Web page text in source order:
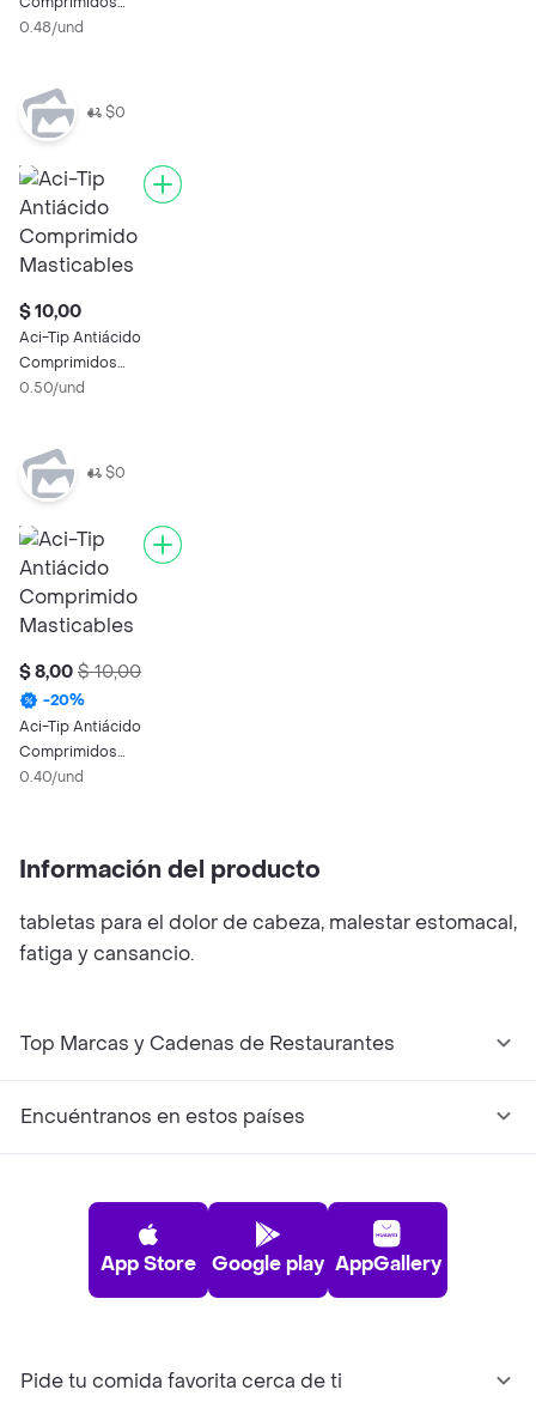
Masticables
0.48/und
$0
$ 10,00
Aci-Tip Antiácido
Comprimidos
Masticables
0.50/und
$0
$ 8,00 $ 10,00
-20%
Aci-Tip Antiácido
Comprimidos
Masticables
0.40/und
Información del producto
tabletas para el dolor de cabeza, malestar estomacal,
fatiga y cansancio.
Top Marcas y Cadenas de Restaurantes
Encuéntranos en estos países
App Store Google play AppGallery
Pide tu comida favorita cerca de ti